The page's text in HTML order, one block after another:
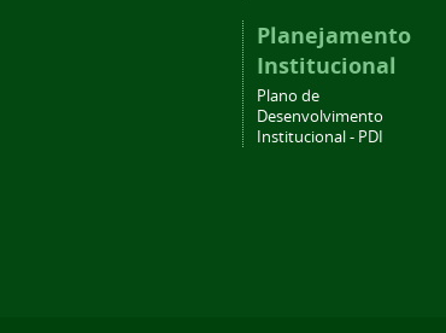
Planejamento
Institucional
Plano de
Desenvolvimento
Institucional - PDI